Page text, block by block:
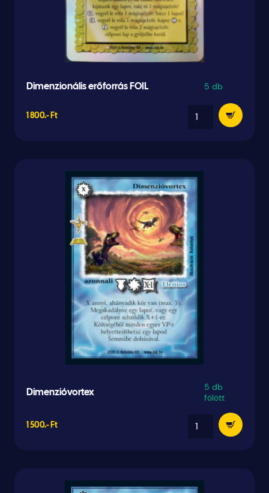
Dimenzionális erőforrás FOIL 5 db
1 800.- Ft
Dimenzióvortex
5 db
fölött
1 500.- Ft